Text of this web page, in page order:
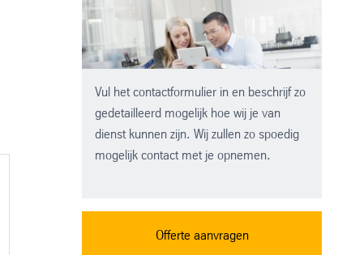
Vul het contactformulier in en beschrijf zo
gedetailleerd mogelijk hoe wij je van
dienst kunnen zijn. Wij zullen zo spoedig
mogelijk contact met je opnemen.
Offerte aanvragen